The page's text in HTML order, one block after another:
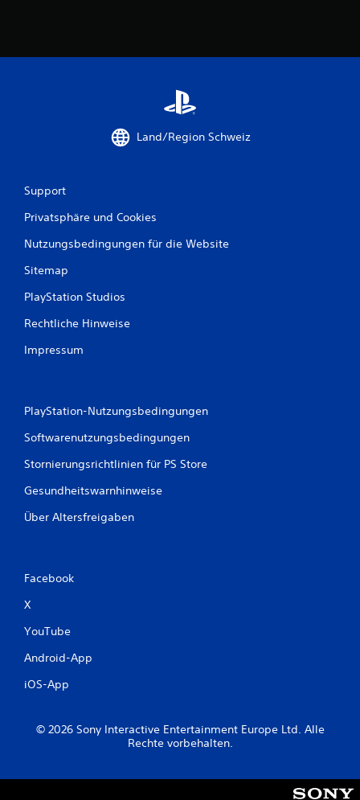
Land/Region Schweiz
Support
Privatsphäre und Cookies
Nutzungsbedingungen für die Website
Sitemap
PlayStation Studios
Rechtliche Hinweise
Impressum
PlayStation-Nutzungsbedingungen
Softwarenutzungsbedingungen
Stornierungsrichtlinien für PS Store
Gesundheitswarnhinweise
Über Altersfreigaben
Facebook
X
YouTube
Android-App
iOS-App
© 2026 Sony Interactive Entertainment Europe Ltd. Alle
Rechte vorbehalten.